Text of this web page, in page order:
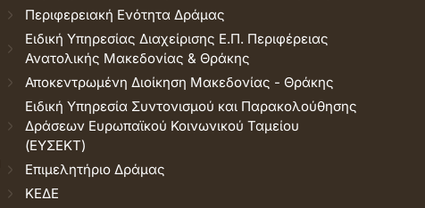
Περιφερειακή Ενότητα Δράμας
Ειδική Υπηρεσίας Διαχείρισης Ε.Π. Περιφέρειας
Ανατολικής Μακεδονίας & Θράκης
Αποκεντρωμένη Διοίκηση Μακεδονίας - Θράκης
Ειδική Υπηρεσία Συντονισμού και Παρακολούθησης
Δράσεων Ευρωπαϊκού Κοινωνικού Ταμείου
(ΕΥΣΕΚΤ)
Επιμελητήριο Δράμας
ΚΕΔΕ